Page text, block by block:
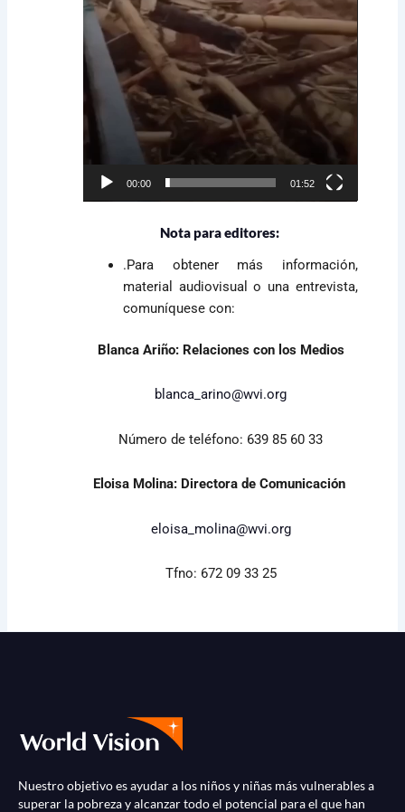
00:00 01:52
Nota para editores:
.Para obtener más información,
material audiovisual o una entrevista,
comuníquese con:
Blanca Ariño: Relaciones con los Medios
blanca_arino@wvi.org
Número de teléfono: 639 85 60 33
Eloisa Molina: Directora de Comunicación
eloisa_molina@wvi.org
Tfno: 672 09 33 25
Nuestro objetivo es ayudar a los niños y niñas más vulnerables a
superar la pobreza y alcanzar todo el potencial para el que han